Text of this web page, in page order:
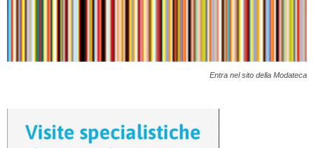
Entra nel sito della Modateca